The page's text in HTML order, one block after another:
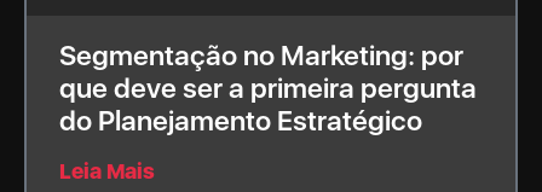
Segmentação no Marketing: por
que deve ser a primeira pergunta
do Planejamento Estratégico
Leia Mais